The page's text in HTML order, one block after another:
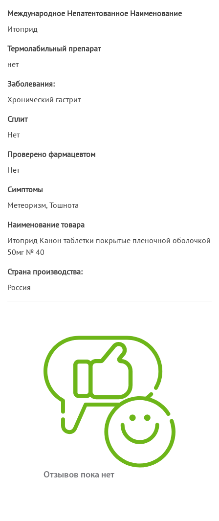
Международное Непатентованное Наименование
Итоприд
Термолабильный препарат
нет
Заболевания:
Хронический гастрит
Сплит
Нет
Проверено фармацевтом
Нет
Симптомы
Метеоризм, Тошнота
Наименование товара
Итоприд Канон таблетки покрытые пленочной оболочкой
50мг № 40
Страна производства:
Россия
Отзывов пока нет